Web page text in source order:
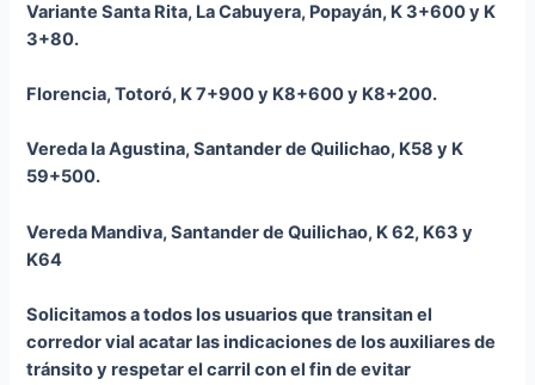
Variante Santa Rita, La Cabuyera, Popayán, K 3+600 y K
3+80.
Florencia, Totoró, K 7+900 y K8+600 y K8+200.
Vereda la Agustina, Santander de Quilichao, K58 y K
59+500.
Vereda Mandiva, Santander de Quilichao, K 62, K63 y
K64
Solicitamos a todos los usuarios que transitan el
corredor vial acatar las indicaciones de los auxiliares de
tránsito y respetar el carril con el fin de evitar